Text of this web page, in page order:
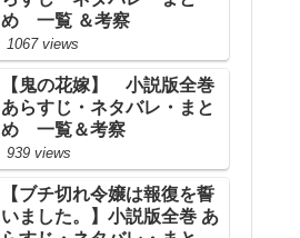
め 一覧 ＆考察
1067 views
【鬼の花嫁】 小説版全巻
あらすじ・ネタバレ・まと
め 一覧＆考察
939 views
【ブチ切れ令嬢は報復を誓
いました。】小説版全巻 あ